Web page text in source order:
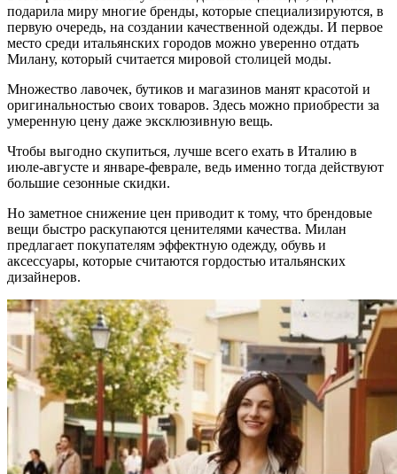
подарила миру многие бренды, которые специализируются, в
первую очередь, на создании качественной одежды. И первое
место среди итальянских городов можно уверенно отдать
Милану, который считается мировой столицей моды.
Множество лавочек, бутиков и магазинов манят красотой и
оригинальностью своих товаров. Здесь можно приобрести за
умеренную цену даже эксклюзивную вещь.
Чтобы выгодно скупиться, лучше всего ехать в Италию в
июле-августе и январе-феврале, ведь именно тогда действуют
большие сезонные скидки.
Но заметное снижение цен приводит к тому, что брендовые
вещи быстро раскупаются ценителями качества. Милан
предлагает покупателям эффектную одежду, обувь и
аксессуары, которые считаются гордостью итальянских
дизайнеров.